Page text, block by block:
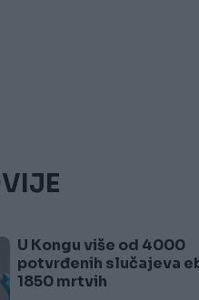
U Kongu više od 4000
potvrđenih slučajeva
1850 mrtvih